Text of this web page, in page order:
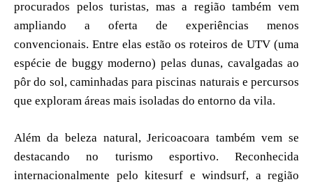
procurados pelos turistas, mas a região também vem
ampliando a oferta de experiências menos
convencionais. Entre elas estão os roteiros de UTV (uma
espécie de buggy moderno) pelas dunas, cavalgadas ao
pôr do sol, caminhadas para piscinas naturais e percursos
que exploram áreas mais isoladas do entorno da vila.
Além da beleza natural, Jericoacoara também vem se
destacando no turismo esportivo. Reconhecida
internacionalmente pelo kitesurf e windsurf, a região